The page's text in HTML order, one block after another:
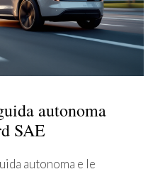
autonoma
SAE
autonoma e le